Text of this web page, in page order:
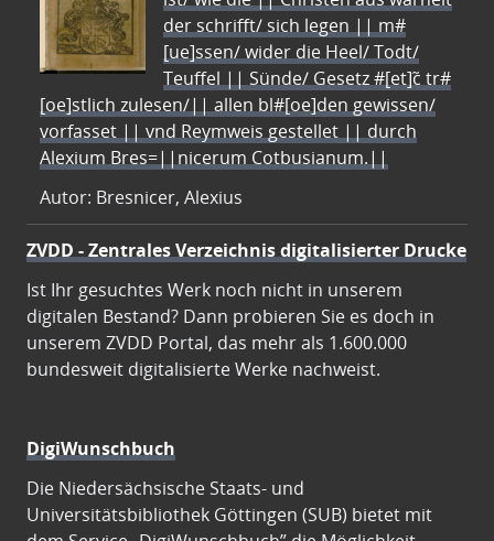
der schrifft/ sich legen || m#
[ue]ssen/ wider die Heel/ Todt/
Teuffel || Sünde/ Gesetz #[et]c̃ tr#
[oe]stlich zulesen/|| allen bl#[oe]den gewissen/
vorfasset || vnd Reymweis gestellet || durch
Alexium Bres=||nicerum Cotbusianum.||
Autor: Bresnicer, Alexius
ZVDD - Zentrales Verzeichnis digitalisierter Drucke
Ist Ihr gesuchtes Werk noch nicht in unserem
digitalen Bestand? Dann probieren Sie es doch in
unserem ZVDD Portal, das mehr als 1.600.000
bundesweit digitalisierte Werke nachweist.
DigiWunschbuch
Die Niedersächsische Staats- und
Universitätsbibliothek Göttingen (SUB) bietet mit